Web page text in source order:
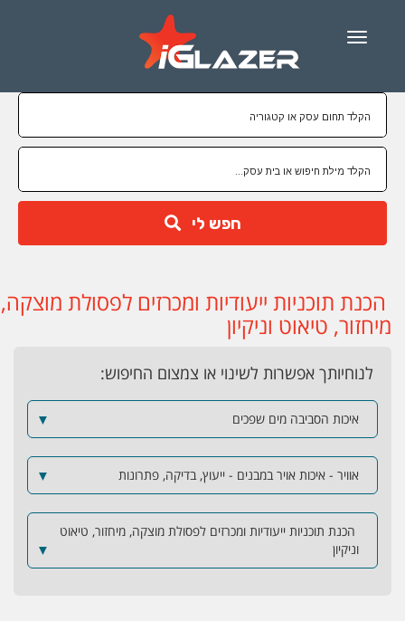
Menu
חפש לי
הכנת תוכניות ייעודיות ומכרזים לפסולת מוצקה,
מיחזור, טיאוט וניקיון
לנוחיותך אפשרות לשינוי או צמצום החיפוש:
איכות הסביבה מים שפכים ▼
אוויר - איכות אויר במבנים - ייעוץ, בדיקה, פתרונות ▼
הכנת תוכניות ייעודיות ומכרזים לפסולת מוצקה, מיחזור, טיאוט
וניקיון
▼